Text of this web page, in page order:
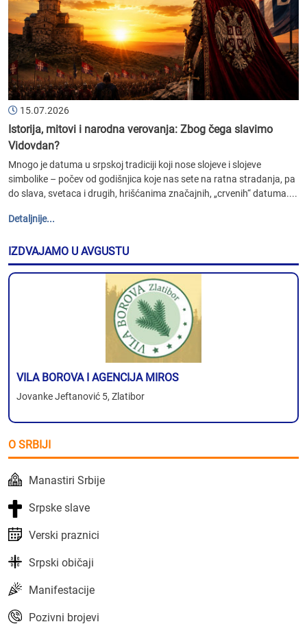
15.07.2026
Istorija, mitovi i narodna verovanja: Zbog čega slavimo
Vidovdan?
Mnogo je datuma u srpskoj tradiciji koji nose slojeve i slojeve
simbolike – počev od godišnjica koje nas sete na ratna stradanja, pa
do slava, svetaca i drugih, hrišćanima značajnih, „crvenih“ datuma....
Detaljnije...
IZDVAJAMO U AVGUSTU
VILA BOROVA I AGENCIJA MIROS
Jovanke Jeftanović 5, Zlatibor
O SRBIJI
Manastiri Srbije
Srpske slave
Verski praznici
Srpski običaji
Manifestacije
Pozivni brojevi